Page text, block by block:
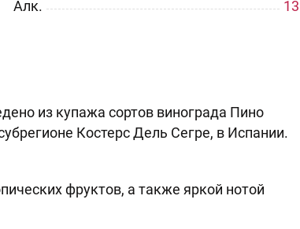
Aлк.
из купажа сортов винограда Пино
Костерс Дель Сегре, в Испании.
фруктов, а также яркой нотой